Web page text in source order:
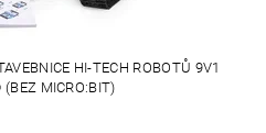
HI-TECH ROBOTŮ 9V1
(BEZ MICRO:BIT)